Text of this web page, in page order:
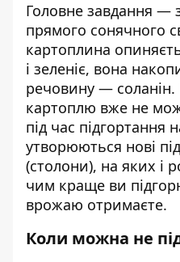
Головне завдання —
прямого сонячного
картоплина
і зеленіє, вона
речовину — соланін.
картоплю вже не
під час підгортання
утворюються нові
(столони), на яких і
чим краще ви
врожаю отримаєте.
Коли можна не